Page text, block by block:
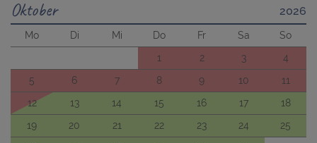
Oktober 2026
Mo Di Mi Do Fr Sa
So
1
2 3
4
5
6 7 8 9 10
11
12
13 14 15 16 17
18
19
20 21 22 23 24
25